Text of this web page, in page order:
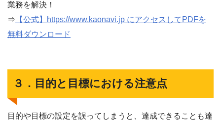
業務を解決！
⇒ 【公式】https://www.kaonavi.jp にアクセスしてPDFを
無料ダウンロード
３．目的と目標における注意点
目的や目標の設定を誤ってしまうと、達成できることも達